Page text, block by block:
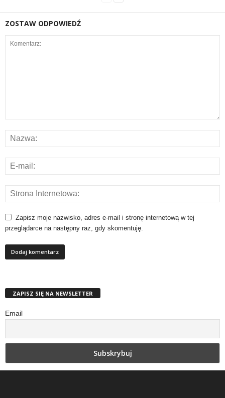
ZOSTAW ODPOWIEDŹ
Zapisz moje nazwisko, adres e-mail i stronę internetową w tej
przeglądarce na następny raz, gdy skomentuję.
ZAPISZ SIĘ NA NEWSLETTER
Email